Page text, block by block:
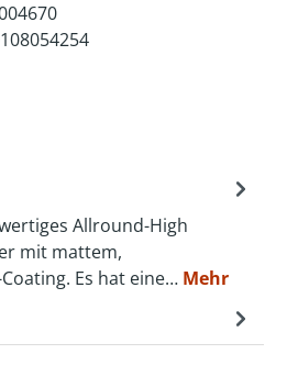
Allround-High
mit mattem,
Es hat eine… Mehr